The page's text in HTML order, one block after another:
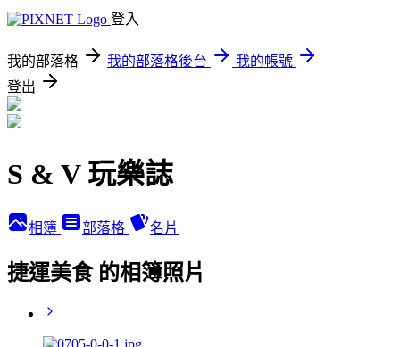
登入
我的部落格 我的部落格後台
我的帳號
登出
S & V 玩樂誌
相簿 部落格 名片
捷運美食 的相簿照片